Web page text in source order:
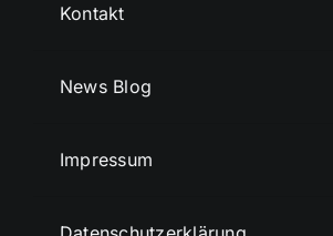
Kontakt
News Blog
Impressum